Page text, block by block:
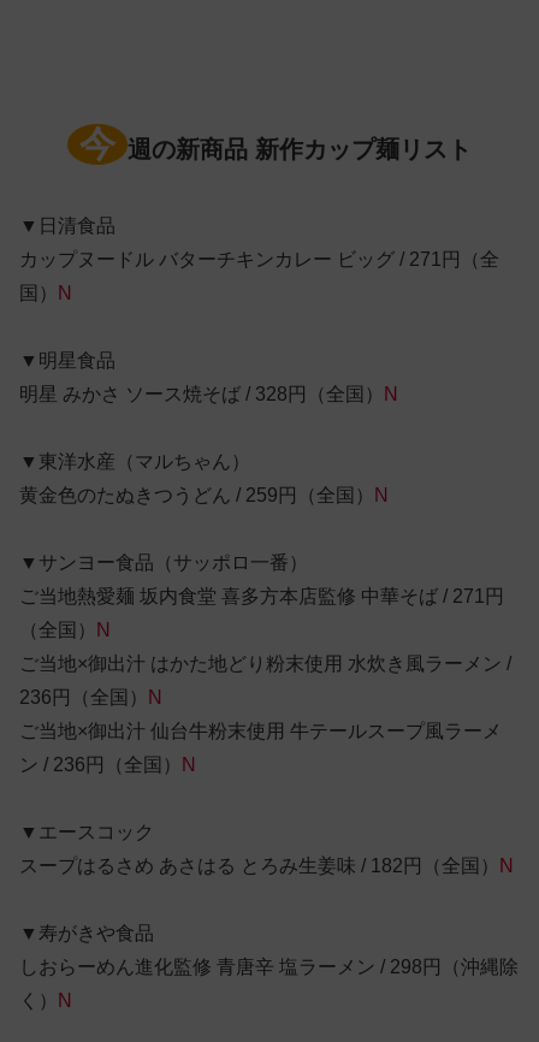
今 週の新商品 新作カップ麺リスト
▼日清食品
カップヌードル バターチキンカレー ビッグ / 271円（全
国）
N
▼明星食品
明星 みかさ ソース焼そば / 328円（全国）
N
▼東洋水産（マルちゃん）
黄金色のたぬきつうどん / 259円（全国）
N
▼サンヨー食品（サッポロ一番）
ご当地熱愛麺 坂内食堂 喜多方本店監修 中華そば / 271円
（全国）
N
ご当地×御出汁 はかた地どり粉末使用 水炊き風ラーメン /
236円（全国）
N
ご当地×御出汁 仙台牛粉末使用 牛テールスープ風ラーメ
ン / 236円（全国）
N
▼エースコック
スープはるさめ あさはる とろみ生姜味 / 182円（全国）
N
▼寿がきや食品
しおらーめん進化監修 青唐辛 塩ラーメン / 298円（沖縄除
く）
N